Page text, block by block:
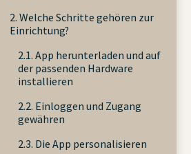
2. Welche Schritte gehören zur
Einrichtung?
2.1. App herunterladen und auf
der passenden Hardware
installieren
2.2. Einloggen und Zugang
gewähren
2.3. Die App personalisieren